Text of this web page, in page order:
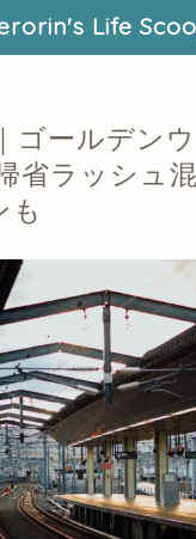
Life
ゴールデン
省ラッシュ
も